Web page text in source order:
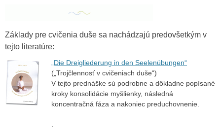
Základy pre cvičenia duše sa nachádzajú predovšetkým v
tejto literatúre:
„Die Dreigliederung in den Seelenübungen“
(„Trojčlennosť v cvičeniach duše“)
V tejto prednáške sú podrobne a dôkladne popísané
kroky konsolidácie myšlienky, následná
koncentračná fáza a nakoniec preduchovnenie.